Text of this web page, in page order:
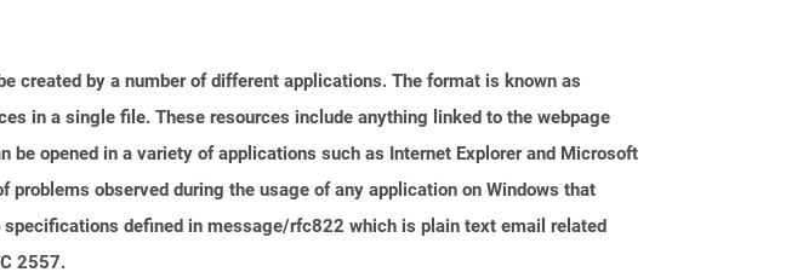
created by a number of different applications. The format is known as
in a single file. These resources include anything linked to the webpage
opened in a variety of applications such as Internet Explorer and Microsoft
observed during the usage of any application on Windows that
defined in message/rfc822 which is plain text email related
2557.